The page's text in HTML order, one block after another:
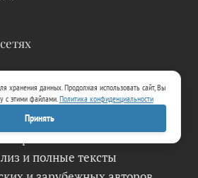
библиотека.
и полные тексты
хранения данных. Продолжая использовать сайт, Вы
с этими файлами.Политика конфиденциальности
Принять